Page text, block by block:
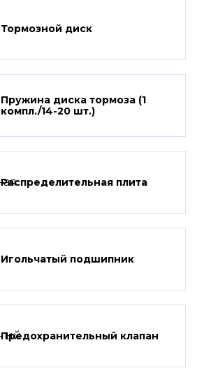
Тормозной диск
Пружина диска тормоза (1
компл./14-20 шт.)
Распределительная плита
Игольчатый подшипник
Предохранительный клапан